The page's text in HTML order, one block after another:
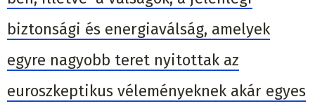
biztonsági és energiaválság, amelyek
egyre nagyobb teret nyitottak az
euroszkeptikus véleményeknek akár egyes